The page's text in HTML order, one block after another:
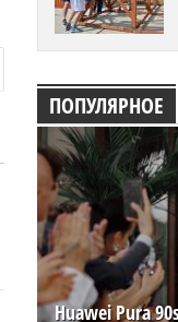
ПОПУЛЯРНОЕ
Huawei Pura